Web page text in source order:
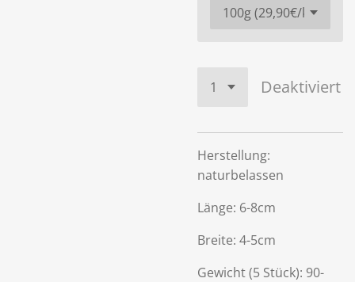
Deaktiviert
Herstellung:
naturbelassen
Länge: 6-8cm
Breite: 4-5cm
Gewicht (5 Stück): 90-